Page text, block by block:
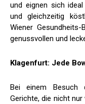
und eignen sich
und gleichzeitig
Wiener
genussvollen und
Klagenfurt: Jede
Bei einem Besuch
Gerichte, die nicht